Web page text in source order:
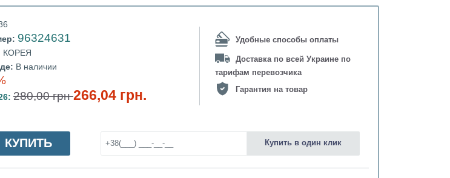
96324631
КОРЕЯ
В наличии
280,00 грн266,04 грн.
Удобные способы оплаты
Доставка по всей Украине по
тарифам перевозчика
Гарантия на товар
КУПИТЬ Купить в один клик